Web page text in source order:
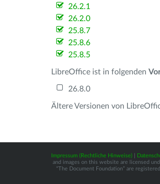
26.2.1
26.2.0
25.8.7
25.8.6
25.8.5
LibreOffice ist in folgenden
26.8.0
Ältere Versionen von
Impressum (Rechtliche Hinweise)
and images on this website are licensed
“The Document Foundation” are